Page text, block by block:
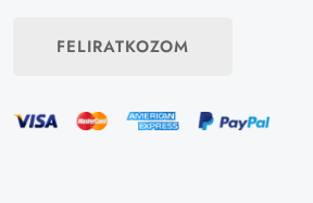
FELIRATKOZOM